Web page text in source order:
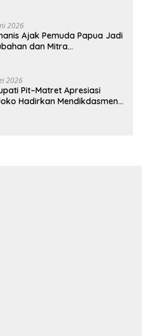
2026
Ajak Pemuda Papua Jadi
dan Mitra
2026
Pit–Matret Apresiasi
Hadirkan Mendikdasmen